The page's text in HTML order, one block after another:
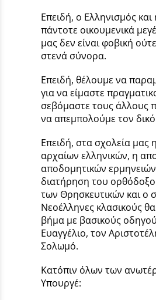
Επειδή, ο Ελληνισμός
πάντοτε οικουμενικά
μας δεν είναι φοβική
στενά σύνορα.
Επειδή, θέλουμε να
για να είμαστε
σεβόμαστε τους άλλους
να απεμπολούμε τον
Επειδή, στα σχολεία μας
αρχαίων ελληνικών, η
αποδομητικών
διατήρηση του
των Θρησκευτικών και ο
Νεοέλληνες κλασικούς
βήμα με βασικούς
Ευαγγέλιο, τον
Σολωμό.
Κατόπιν όλων των
Υπουργέ: